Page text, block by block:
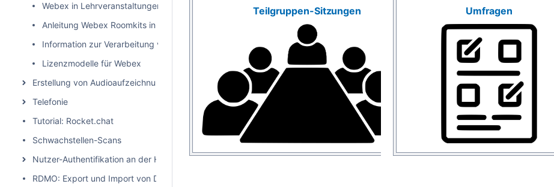
Webex in Lehrveranstaltungen nutzen
Anleitung Webex Roomkits in HS 3A, 3E, 3F, 3H, 5B, 5C, 5F
Information zur Verarbeitung von personenbezogenen Daten bei der Nutzung von Cisco WebEx
Lizenzmodelle für Webex
Erstellung von Audioaufzeichnungen/Podcasts
Telefonie
Tutorial: Rocket.chat
Schwachstellen-Scans
Nutzer-Authentifikation an der HHU
RDMO: Export und Import von Datenmanagementplänen
Teilgruppen-Sitzungen Umfragen